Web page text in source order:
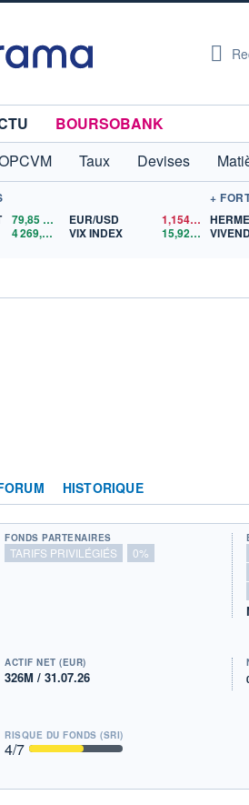
BOURSOBANK
Taux Devises
79,85
4 269,42 $US
EUR/USD 1,1544$US
VIX INDEX
15,92
$US
+
HISTORIQUE
FONDS PARTENAIRES
TARIFS PRIVILÉGIÉS 0%
ACTIF NET (EUR)
326M / 31.07.26
RISQUE DU FONDS (SRI)
4/7